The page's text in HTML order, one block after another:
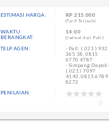
ESTIMASI HARGA: RP215.000
(Tarif Terjauh)
WAKTU
BERANGKAT:
14:00
(Jadwal dari Pall )
TELP AGEN:
- Pall: ( 021 ) 932
365 38, 0815
6770 4787
- Simpang Depok:
( 021 ) 7097
4143, 0815 6789
8272
PENILAIAN:
0